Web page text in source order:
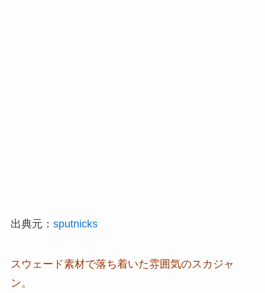
出典元： sputnicks
スウェード素材で落ち着いた雰囲気のスカジャ
ン。